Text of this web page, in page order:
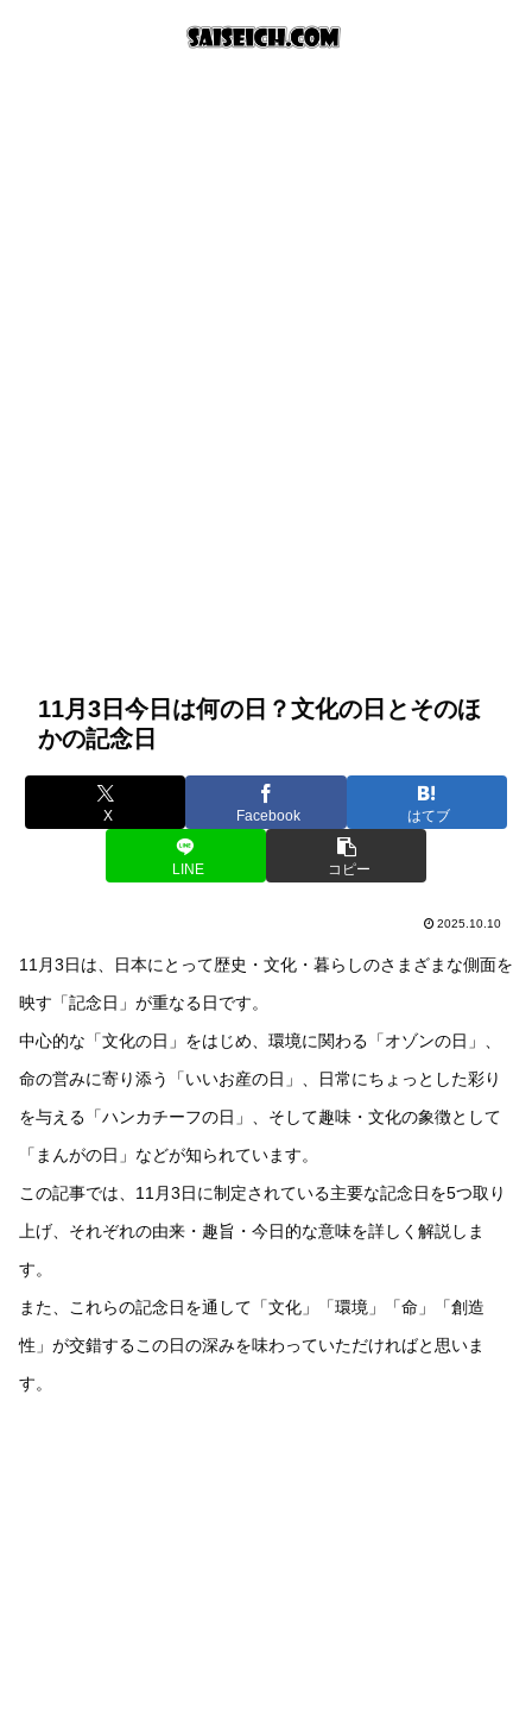
11月3日今日は何の日？文化の日とそのほ
かの記念日
X Facebook はてブ
LINE コピー
2025.10.10
11月3日は、日本にとって歴史・文化・暮らしのさまざまな側面を
映す「記念日」が重なる日です。
中心的な「文化の日」をはじめ、環境に関わる「オゾンの日」、
命の営みに寄り添う「いいお産の日」、日常にちょっとした彩り
を与える「ハンカチーフの日」、そして趣味・文化の象徴として
「まんがの日」などが知られています。
この記事では、11月3日に制定されている主要な記念日を5つ取り
上げ、それぞれの由来・趣旨・今日的な意味を詳しく解説しま
す。
また、これらの記念日を通して「文化」「環境」「命」「創造
性」が交錯するこの日の深みを味わっていただければと思いま
す。